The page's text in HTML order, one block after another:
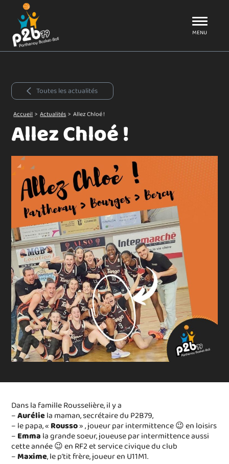
P2B79
MENU
Toutes les actualités
Accueil > Actualités > Allez Chloé !
Allez Chloé !
Dans la famille Rousselière, il y a
–Auréliela maman, secrétaire du P2B79,
– le papa, « Rousso» , joueur par intermittence 😉 en loisirs
– Emma la grande soeur, joueuse par intermittence aussi
cette année 😉 en RF2 et service civique du club
–Maxime, le p’tit frère, joueur en U11M1.